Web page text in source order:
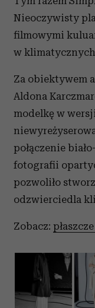
Nieoczywisty
filmowymi
w
Za obiektywem
Aldona
modelkę w
połączenie
fotografii
pozwoliło
odzwierciedla
Zobacz: